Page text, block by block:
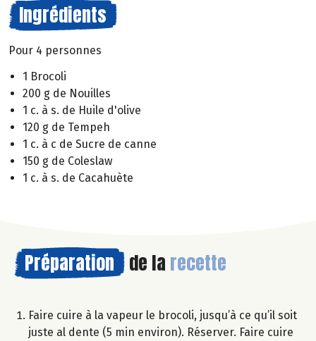
Ingrédients
Pour 4 personnes
1 Brocoli
200 g de Nouilles
1 c. à s. de Huile d'olive
120 g de Tempeh
1 c. à c de Sucre de canne
150 g de Coleslaw
1 c. à s. de Cacahuète
Préparation de la recette
Faire cuire à la vapeur le brocoli, jusqu’à ce qu’il soit
juste al dente (5 min environ). Réserver. Faire cuire